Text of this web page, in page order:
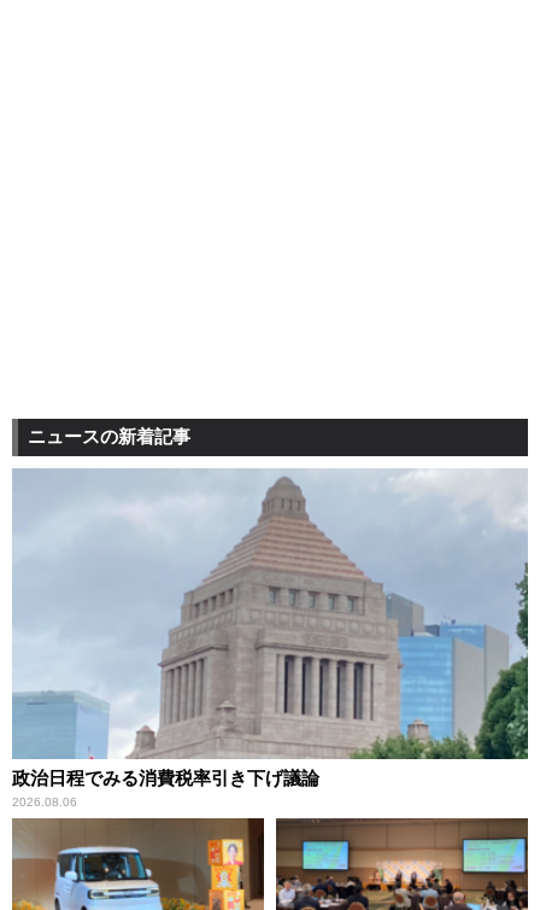
ニュースの新着記事
政治日程でみる消費税率引き下げ議論
2026.08.06